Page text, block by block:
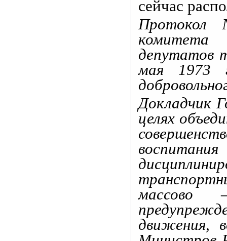
сейчас
Протокол
комитета
депутатов
мая 1973
Докладчик
целях
массово
движения,